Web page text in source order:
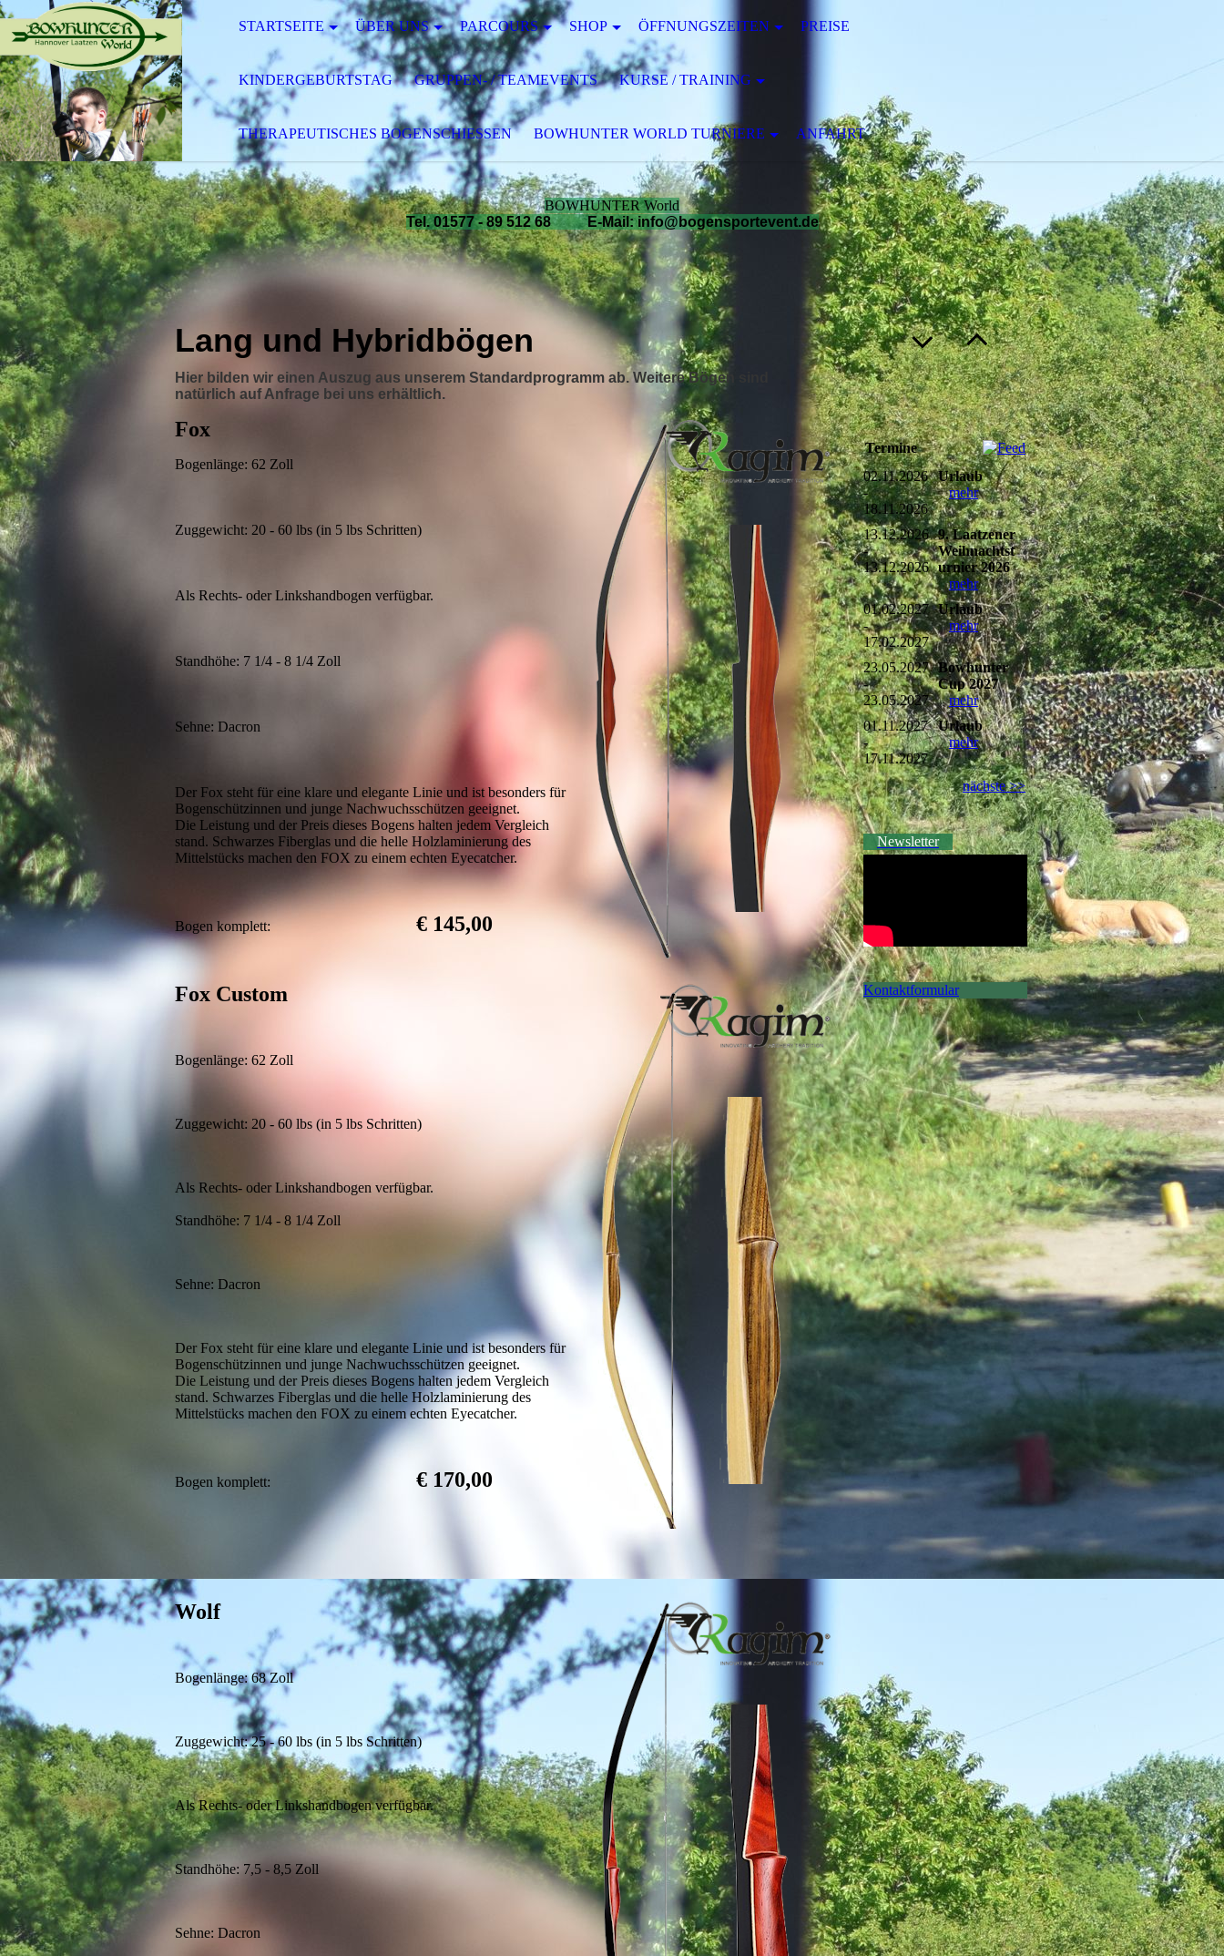
STARTSEITE ÜBER UNS PARCOURS SHOP ÖFFNUNGSZEITEN PREISE
KINDERGEBURTSTAG GRUPPEN- / TEAMEVENTS KURSE / TRAINING
THERAPEUTISCHES BOGENSCHIESSEN BOWHUNTER WORLD TURNIERE ANFAHRT
BOWHUNTER World
Tel. 01577 - 89 512 68 E-Mail: info@bogensportevent.de
Lang und Hybridbögen
Hier bilden wir einen Auszug aus unserem Standardprogramm ab. Weitere Bögen sind
natürlich auf Anfrage bei uns erhältlich.
Fox
Bogenlänge: 62 Zoll
Zuggewicht: 20 - 60 lbs (in 5 lbs Schritten)
Als Rechts- oder Linkshandbogen verfügbar.
Standhöhe: 7 1/4 - 8 1/4 Zoll
Sehne: Dacron
Der Fox steht für eine klare und elegante Linie und ist besonders für
Bogenschützinnen und junge Nachwuchsschützen geeignet.
Die Leistung und der Preis dieses Bogens halten jedem Vergleich
stand. Schwarzes Fiberglas und die helle Holzlaminierung des
Mittelstücks machen den FOX zu einem echten Eyecatcher.
Bogen komplett: € 145,00
Fox Custom
Bogenlänge: 62 Zoll
Zuggewicht: 20 - 60 lbs (in 5 lbs Schritten)
Als Rechts- oder Linkshandbogen verfügbar.
Standhöhe: 7 1/4 - 8 1/4 Zoll
Sehne: Dacron
Der Fox steht für eine klare und elegante Linie und ist besonders für
Bogenschützinnen und junge Nachwuchsschützen geeignet.
Die Leistung und der Preis dieses Bogens halten jedem Vergleich
stand. Schwarzes Fiberglas und die helle Holzlaminierung des
Mittelstücks machen den FOX zu einem echten Eyecatcher.
Bogen komplett: € 170,00
Wolf
Bogenlänge: 68 Zoll
Zuggewicht: 25 - 60 lbs (in 5 lbs Schritten)
Als Rechts- oder Linkshandbogen verfügbar.
Standhöhe: 7,5 - 8,5 Zoll
Sehne: Dacron
Termine
02.11.2026
-
18.11.2026
Urlaub
mehr
13.12.2026
-
13.12.2026
9. Laatzener
Weihnachtst
urnier 2026
mehr
01.02.2027
-
17.02.2027
Urlaub
mehr
23.05.2027
-
23.05.2027
Bowhunter
Cup 2027
mehr
01.11.2027
-
17.11.2027
Urlaub
mehr
nächste >>
Newsletter
Kontaktformular